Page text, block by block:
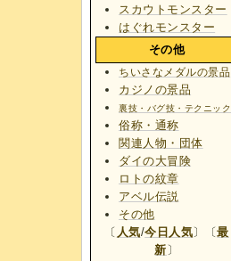
スカウトモンスター
はぐれモンスター
その他
ちいさなメダルの景品
カジノの景品
裏技・バグ技・テクニック
俗称・通称
関連人物・団体
ダイの大冒険
ロトの紋章
アベル伝説
その他
〔 人気/今日人気〕〔最
新 〕